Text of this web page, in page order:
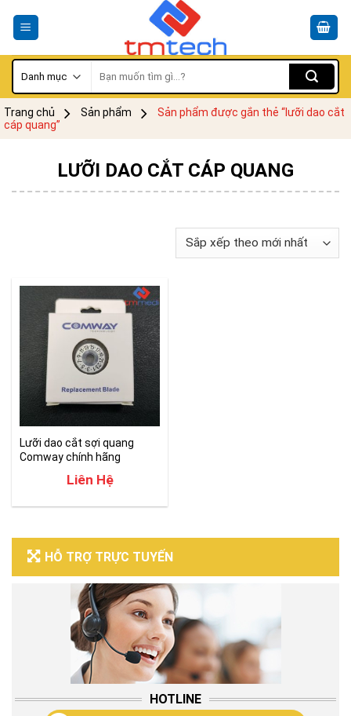
kiếm:
Trang chủ Sản phẩm
Sản phẩm được gắn thẻ “lưỡi dao cắt
cáp quang”
HỖ TRỢ TRỰC TUYẾN
HOTLINE
LƯỠI DAO CẮT CÁP QUANG
Lưỡi dao cắt sợi quang
Comway chính hãng
Liên Hệ